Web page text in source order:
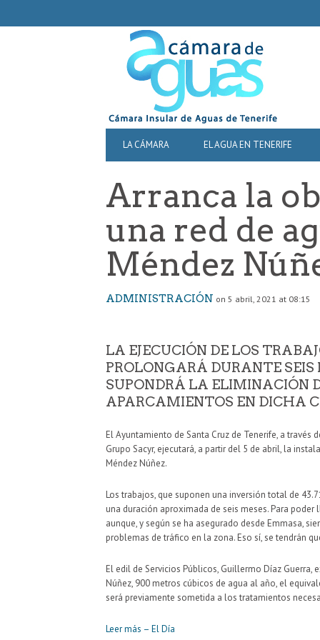
NAVIGATION
PRIMARY
NAVIGATION
LA CÁMARA EL AGUA EN TENERIFE
Arranca la
una red de
Méndez
ADMINISTRACIÓN on 5 abril, 2021 at 08:15
LA EJECUCIÓN DE LOS
PROLONGARÁ DURANTE SEIS
SUPONDRÁ LA ELIMINACIÓN
APARCAMIENTOS EN DICHA
El Ayuntamiento de Santa Cruz de Tenerife, a
Grupo Sacyr, ejecutará, a partir del 5 de abril, la
Méndez Núñez.
Los trabajos, que suponen una inversión total de
una duración aproximada de seis meses. Para
aunque, y según se ha asegurado desde Emmasa,
problemas de tráfico en la zona. Eso sí, se tendrán
El edil de Servicios Públicos, Guillermo Díaz
Núñez, 900 metros cúbicos de agua al año, el
será previamente sometida a los tratamientos
Leer más – El Día